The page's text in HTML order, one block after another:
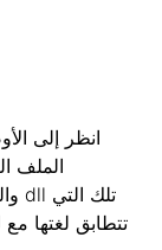
انظر إلى
تتطابق لغتها